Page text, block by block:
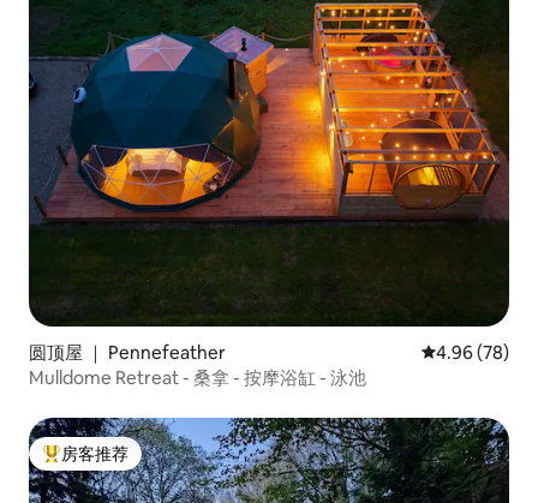
圆顶屋 ｜ Pennefeather 平均评分 4.96
4.96 (78)
Mulldome Retreat - 桑拿 - 按摩浴缸 - 泳池
热门「房客推荐」
房客推荐